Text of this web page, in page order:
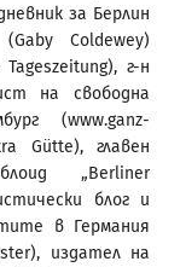
за Берлин
Coldewey)
г-н
на свободна
(www.ganz-
Gütte), главен
„Berliner
блог и
в Германия
издател на